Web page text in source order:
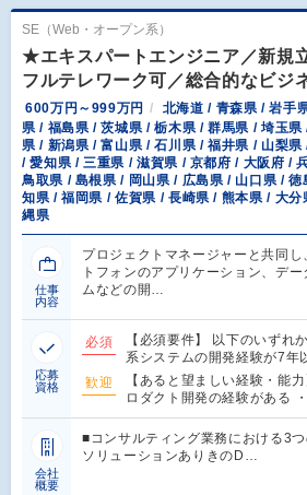
SE（Web・オープン系）
★エキスパートエンジニア／新規
フルテレワーク可／総合的なビジ
600万円～999万円
北海道 / 青森県 / 岩手
県 / 福島県 / 茨城県 / 栃木県 / 群馬県 / 埼玉県
県 / 新潟県 / 富山県 / 石川県 / 福井県 / 山梨
/ 愛知県 / 三重県 / 滋賀県 / 京都府 / 大阪府 /
鳥取県 / 島根県 / 岡山県 / 広島県 / 山口県 /
知県 / 福岡県 / 佐賀県 / 長崎県 / 熊本県 / 大
縄県
仕事
内容
プロジェクトマネージャーと共同
トフォンのアプリケーション、デ
ムなどの開…
応募
資格
必須
【必須要件】 以下のいずれ
系システムの開発経験が7年
歓迎
【あると望ましい経験・能
ロダクト開発の経験がある
会社
概要
■コンサルティング業務における3
ソリューションありきのD…